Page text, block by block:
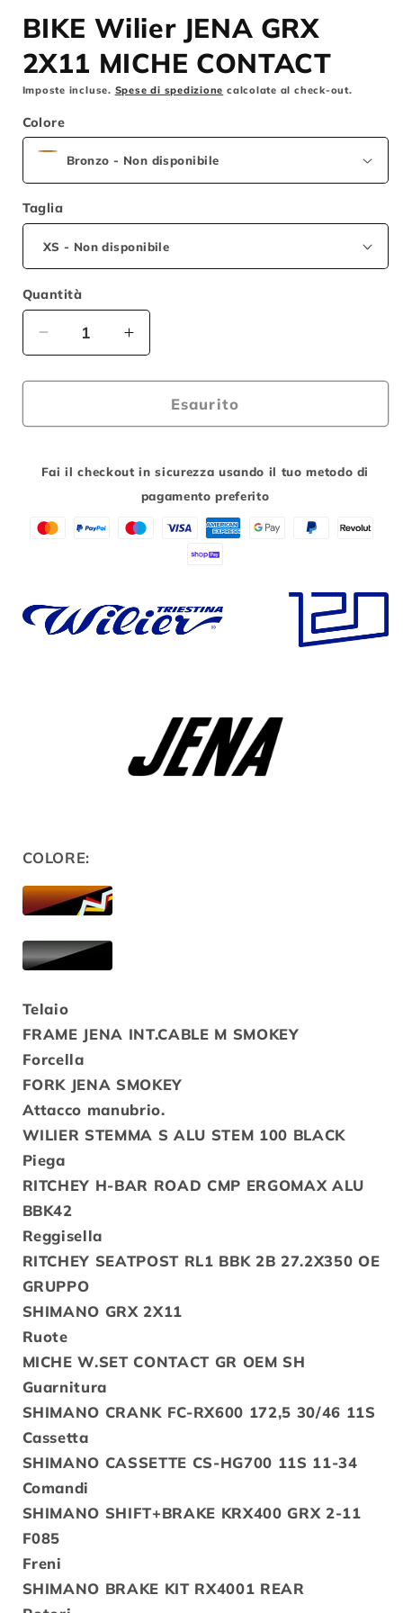
BIKE Wilier JENA GRX
2X11 MICHE CONTACT
Imposte incluse. Spese di spedizione calcolate al check-out.
Colore
Taglia
Quantità
Diminuisci
quantità
per
Wilier
GRX
CONTACT
Aumenta
quantità
per
Wilier
GRX
MICHE
CONTACT
Esaurito
Fai il checkout in sicurezza usando il tuo metodo di
pagamento preferito
COLORE:
Telaio
FRAME JENA INT.CABLE M SMOKEY
Forcella
FORK JENA SMOKEY
Attacco manubrio.
WILIER STEMMA S ALU STEM 100 BLACK
Piega
RITCHEY H-BAR ROAD CMP ERGOMAX ALU
BBK42
Reggisella
RITCHEY SEATPOST RL1 BBK 2B 27.2X350 OE
GRUPPO
SHIMANO GRX 2X11
Ruote
MICHE W.SET CONTACT GR OEM SH
Guarnitura
SHIMANO CRANK FC-RX600 172,5 30/46 11S
Cassetta
SHIMANO CASSETTE CS-HG700 11S 11-34
Comandi
SHIMANO SHIFT+BRAKE KRX400 GRX 2-11
F085
Freni
SHIMANO BRAKE KIT RX4001 REAR